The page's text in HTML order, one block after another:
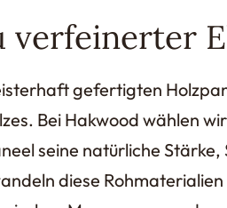
verfeinerter
gefertigten
Bei Hakwood wählen
seine natürliche
diese